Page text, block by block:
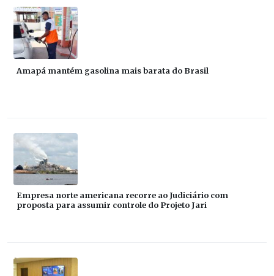
Amapá mantém gasolina mais barata do Brasil
Empresa norte americana recorre ao Judiciário com
proposta para assumir controle do Projeto Jari